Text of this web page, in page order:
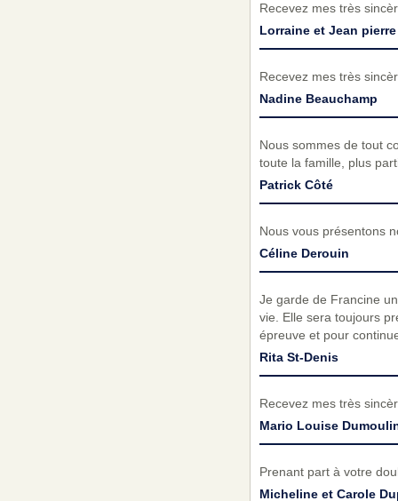
Recevez mes très
Lorraine et Jean
Recevez mes très
Nadine Beauchamp
Nous sommes de tout
toute la famille, plus
Patrick Côté
Nous vous présentons
Céline Derouin
Je garde de Francine
vie. Elle sera toujours
épreuve et pour
Rita St-Denis
Recevez mes très
Mario Louise
Prenant part à votre
Micheline et Carole